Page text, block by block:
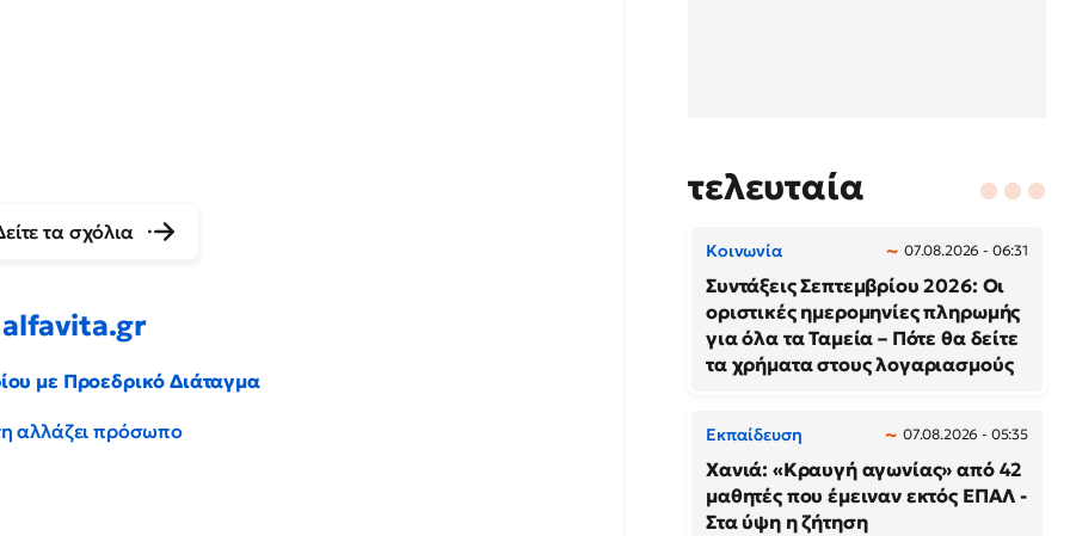
τα σχόλια
alfavita.gr
με Προεδρικό Διάταγμα
αλλάζει πρόσωπο
τελευταία
Κοινωνία 07.08.2026 - 06:31
Συντάξεις Σεπτεμβρίου 2026: Οι
οριστικές ημερομηνίες πληρωμής
για όλα τα Ταμεία – Πότε θα δείτε
τα χρήματα στους λογαριασμούς
Εκπαίδευση 07.08.2026 - 05:35
Χανιά: «Κραυγή αγωνίας» από 42
μαθητές που έμειναν εκτός ΕΠΑΛ -
Στα ύψη η ζήτηση